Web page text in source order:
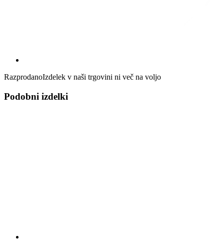
RazprodanoIzdelek v naši trgovini ni več na voljo
Podobni izdelki